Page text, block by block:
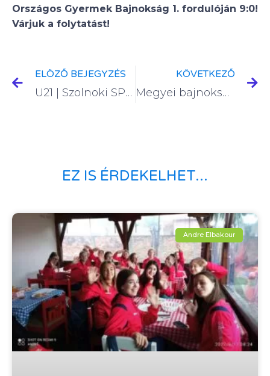
Országos Gyermek Bajnokság 1. fordulóján 9:0!
Várjuk a folytatást!
ELÖZŐ BEJEGYZÉS
U21 | Szolnoki SPC – Vegyész RC Kazincbarcika
KÖVETKEZŐ
Megyei bajnokság – U11
EZ IS ÉRDEKELHET...
Andre Elbakour